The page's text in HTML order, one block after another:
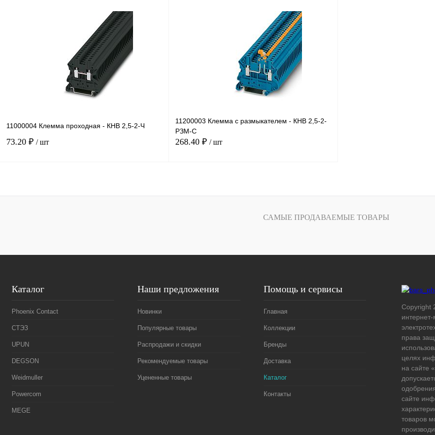
В корзину
Сравнение
Под заказ
В корзину
Сравнение
наличии
11000004 Клемма проходная - КНВ 2,5-2-Ч
73.20 ₽ / шт
11200003 Клемма с размыкателем - КНВ 2,5-2-
РЗМ-С
268.40 ₽ / шт
САМЫЕ ПРОДАВАЕМЫЕ ТОВАРЫ
Каталог
Phoenix Contact
СТЭЗ
UPUN
DEGSON
Weidmuller
Powercom
MEGE
Наши предложения
Новинки
Популярные товары
Распродажи и скидки
Рекомендуемые товары
Уцененные товары
Помощь и сервисы
Главная
Коллекции
Бренды
Доставка
Каталог
Контакты
Copyright
интернет-
права
целях
на сайте
сайте
товаров